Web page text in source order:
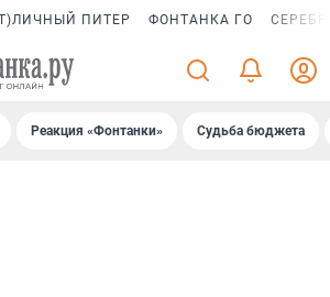
ПИТЕР ФОНТАНКА ГО
Реакция «Фонтанки» Судьба бюджета